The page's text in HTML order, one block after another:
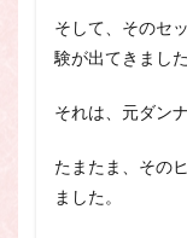
そして、そのセ
験が出てきました
それは、元ダン
たまたま、その
ました。